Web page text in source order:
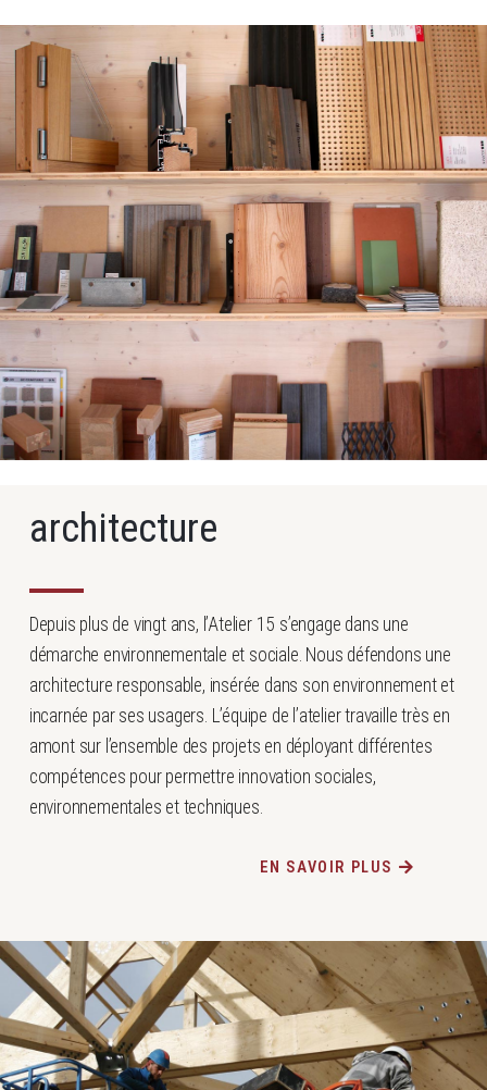
architecture
Depuis plus de vingt ans, l’Atelier 15 s’engage dans une
démarche environnementale et sociale. Nous défendons une
architecture responsable, insérée dans son environnement et
incarnée par ses usagers. L’équipe de l’atelier travaille très en
amont sur l’ensemble des projets en déployant différentes
compétences pour permettre innovation sociales,
environnementales et techniques.
EN SAVOIR PLUS